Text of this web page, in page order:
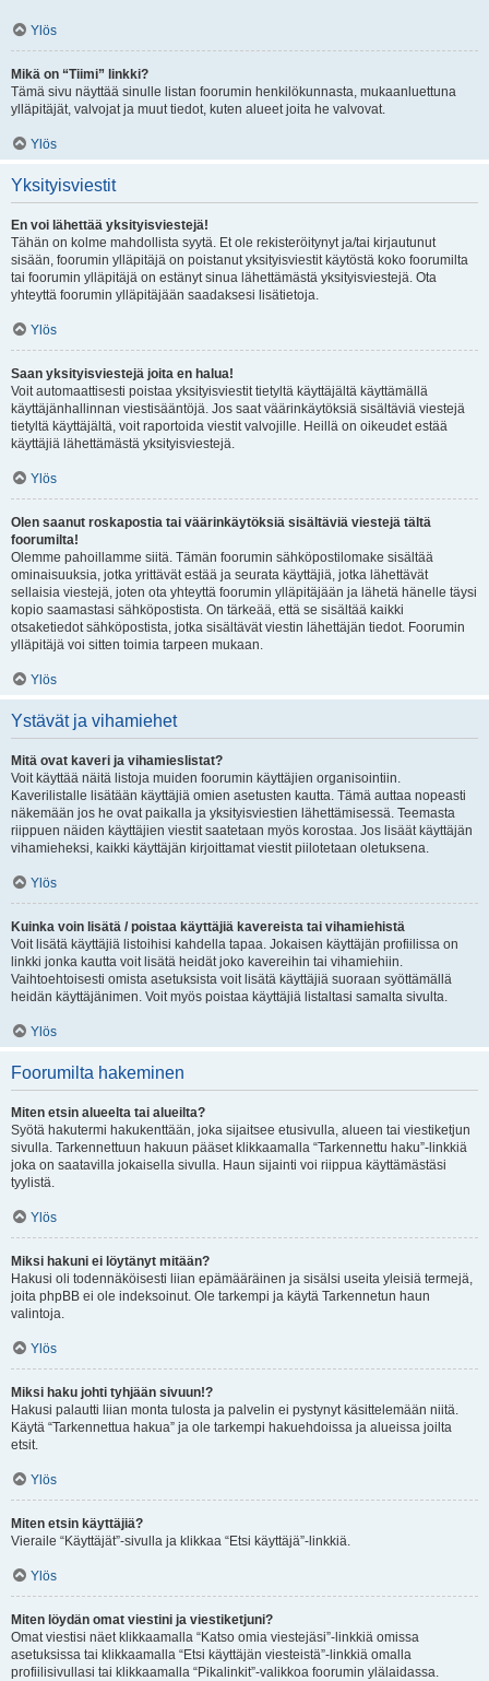
Ylös
Mikä on “Tiimi” linkki?
Tämä sivu näyttää sinulle listan foorumin henkilökunnasta, mukaanluettuna
ylläpitäjät, valvojat ja muut tiedot, kuten alueet joita he valvovat.
Ylös
Yksityisviestit
En voi lähettää yksityisviestejä!
Tähän on kolme mahdollista syytä. Et ole rekisteröitynyt ja/tai kirjautunut
sisään, foorumin ylläpitäjä on poistanut yksityisviestit käytöstä koko foorumilta
tai foorumin ylläpitäjä on estänyt sinua lähettämästä yksityisviestejä. Ota
yhteyttä foorumin ylläpitäjään saadaksesi lisätietoja.
Ylös
Saan yksityisviestejä joita en halua!
Voit automaattisesti poistaa yksityisviestit tietyltä käyttäjältä käyttämällä
käyttäjänhallinnan viestisääntöjä. Jos saat väärinkäytöksiä sisältäviä viestejä
tietyltä käyttäjältä, voit raportoida viestit valvojille. Heillä on oikeudet estää
käyttäjiä lähettämästä yksityisviestejä.
Ylös
Olen saanut roskapostia tai väärinkäytöksiä sisältäviä viestejä tältä
foorumilta!
Olemme pahoillamme siitä. Tämän foorumin sähköpostilomake sisältää
ominaisuuksia, jotka yrittävät estää ja seurata käyttäjiä, jotka lähettävät
sellaisia viestejä, joten ota yhteyttä foorumin ylläpitäjään ja lähetä hänelle täysi
kopio saamastasi sähköpostista. On tärkeää, että se sisältää kaikki
otsaketiedot sähköpostista, jotka sisältävät viestin lähettäjän tiedot. Foorumin
ylläpitäjä voi sitten toimia tarpeen mukaan.
Ylös
Ystävät ja vihamiehet
Mitä ovat kaveri ja vihamieslistat?
Voit käyttää näitä listoja muiden foorumin käyttäjien organisointiin.
Kaverilistalle lisätään käyttäjiä omien asetusten kautta. Tämä auttaa nopeasti
näkemään jos he ovat paikalla ja yksityisviestien lähettämisessä. Teemasta
riippuen näiden käyttäjien viestit saatetaan myös korostaa. Jos lisäät käyttäjän
vihamieheksi, kaikki käyttäjän kirjoittamat viestit piilotetaan oletuksena.
Ylös
Kuinka voin lisätä / poistaa käyttäjiä kavereista tai vihamiehistä
Voit lisätä käyttäjiä listoihisi kahdella tapaa. Jokaisen käyttäjän profiilissa on
linkki jonka kautta voit lisätä heidät joko kavereihin tai vihamiehiin.
Vaihtoehtoisesti omista asetuksista voit lisätä käyttäjiä suoraan syöttämällä
heidän käyttäjänimen. Voit myös poistaa käyttäjiä listaltasi samalta sivulta.
Ylös
Foorumilta hakeminen
Miten etsin alueelta tai alueilta?
Syötä hakutermi hakukenttään, joka sijaitsee etusivulla, alueen tai viestiketjun
sivulla. Tarkennettuun hakuun pääset klikkaamalla “Tarkennettu haku”-linkkiä
joka on saatavilla jokaisella sivulla. Haun sijainti voi riippua käyttämästäsi
tyylistä.
Ylös
Miksi hakuni ei löytänyt mitään?
Hakusi oli todennäköisesti liian epämääräinen ja sisälsi useita yleisiä termejä,
joita phpBB ei ole indeksoinut. Ole tarkempi ja käytä Tarkennetun haun
valintoja.
Ylös
Miksi haku johti tyhjään sivuun!?
Hakusi palautti liian monta tulosta ja palvelin ei pystynyt käsittelemään niitä.
Käytä “Tarkennettua hakua” ja ole tarkempi hakuehdoissa ja alueissa joilta
etsit.
Ylös
Miten etsin käyttäjiä?
Vieraile “Käyttäjät”-sivulla ja klikkaa “Etsi käyttäjä”-linkkiä.
Ylös
Miten löydän omat viestini ja viestiketjuni?
Omat viestisi näet klikkaamalla “Katso omia viestejäsi”-linkkiä omissa
asetuksissa tai klikkaamalla “Etsi käyttäjän viesteistä”-linkkiä omalla
profiilisivullasi tai klikkaamalla “Pikalinkit”-valikkoa foorumin ylälaidassa.